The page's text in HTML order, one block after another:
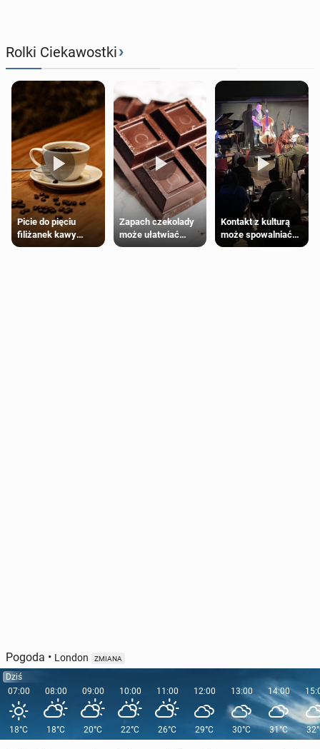
Rolki Ciekawostki›
Picie do pięciu
filiżanek kawy
dziennie jest
Zapach czekolady
może ułatwiać
trening siłowy
Kontakt z kulturą
może spowalniać
starzenie
Pogoda • London ZMIANA
Dziś
07:00
18°C
08:00
18°C
09:00
20°C
10:00
22°C
11:00
26°C
12:00
29°C
13:00
30°C
14:00
31°C